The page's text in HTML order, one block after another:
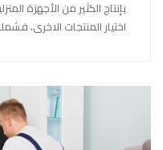
بإنتاج الكثير من الأجهزة
اختيار المنتجات الاخرى،